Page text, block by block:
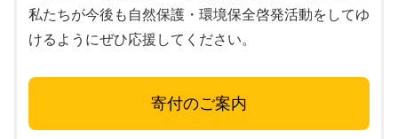
私たちが今後も自然保護・環境保全啓発活動をしてゆ
けるようにぜひ応援してください。
寄付のご案内